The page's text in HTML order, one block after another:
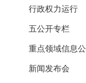
行政权力运行
五公开专栏
重点领域信息
新闻发布会